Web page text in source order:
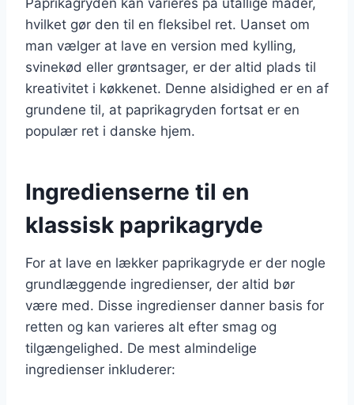
hvilket gør den til en fleksibel ret. Uanset om
man vælger at lave en version med kylling,
svinekød eller grøntsager, er der altid plads til
kreativitet i køkkenet. Denne alsidighed er en af
grundene til, at paprikagryden fortsat er en
populær ret i danske hjem.
Ingredienserne til en
klassisk paprikagryde
For at lave en lækker paprikagryde er der nogle
grundlæggende ingredienser, der altid bør
være med. Disse ingredienser danner basis for
retten og kan varieres alt efter smag og
tilgængelighed. De mest almindelige
ingredienser inkluderer: